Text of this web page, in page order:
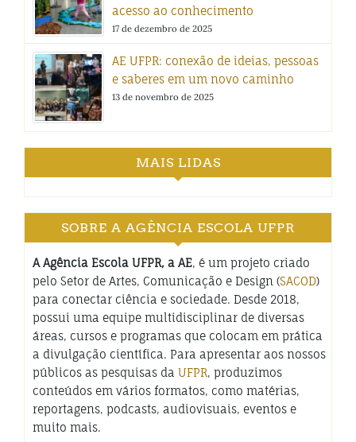
acesso ao conhecimento
17 de dezembro de 2025
AE UFPR: conexão de ideias, pessoas
e saberes em um novo caminho
13 de novembro de 2025
MAIS LIDAS
SOBRE A AGÊNCIA ESCOLA UFPR
A Agência Escola UFPR, a AE, é um projeto criado
pelo Setor de Artes, Comunicação e Design (SACOD)
para conectar ciência e sociedade. Desde 2018,
possui uma equipe multidisciplinar de diversas
áreas, cursos e programas que colocam em prática
a divulgação científica. Para apresentar aos nossos
públicos as pesquisas da UFPR, produzimos
conteúdos em vários formatos, como matérias,
reportagens, podcasts, audiovisuais, eventos e
muito mais.